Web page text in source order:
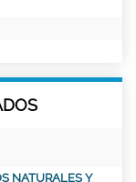
NATURALES Y